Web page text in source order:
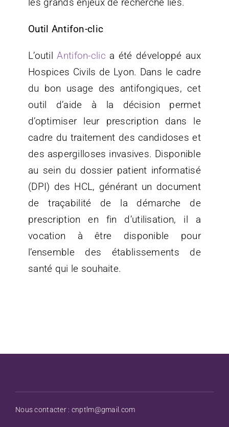
Outil Antifon-clic
L’outilAntifon-clic a été développé aux
Hospices Civils de Lyon. Dans le cadre
du bon usage des antifongiques, cet
outil d’aide à la décision permet
d’optimiser leur prescription dans le
cadre du traitement des candidoses et
des aspergilloses invasives. Disponible
au sein du dossier patient informatisé
(DPI) des HCL, générant un document
de traçabilité de la démarche de
prescription en fin d’utilisation, il a
vocation à être disponible pour
l’ensemble des établissements de
santé qui le souhaite.
Nous contacter : cnptlm@gmail.com